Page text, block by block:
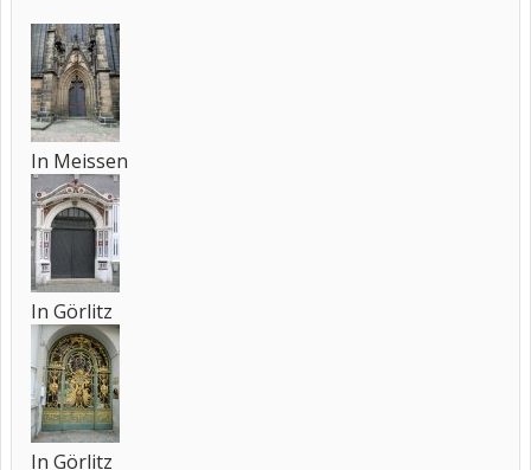
In Meissen
In Görlitz
In Görlitz